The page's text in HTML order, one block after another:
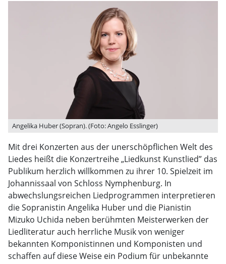
Angelika Huber (Sopran). (Foto: Angelo Esslinger)
Mit drei Konzerten aus der unerschöpflichen Welt des
Liedes heißt die Konzertreihe „Liedkunst Kunstlied” das
Publikum herzlich willkommen zu ihrer 10. Spielzeit im
Johannissaal von Schloss Nymphenburg. In
abwechslungsreichen Liedprogrammen interpretieren
die Sopranistin Angelika Huber und die Pianistin
Mizuko Uchida neben berühmten Meisterwerken der
Liedliteratur auch herrliche Musik von weniger
bekannten Komponistinnen und Komponisten und
schaffen auf diese Weise ein Podium für unbekannte